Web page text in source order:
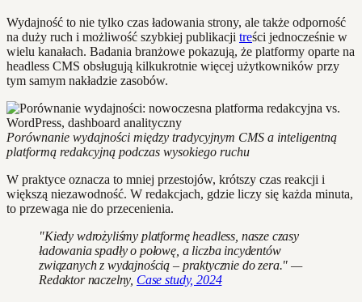
Wydajność to nie tylko czas ładowania strony, ale także odporność
na duży ruch i możliwość szybkiej publikacji treści jednocześnie w
wielu kanałach. Badania branżowe pokazują, że platformy oparte na
headless CMS obsługują kilkukrotnie więcej użytkowników przy
tym samym nakładzie zasobów.
Porównanie wydajności między tradycyjnym CMS a inteligentną
platformą redakcyjną podczas wysokiego ruchu
W praktyce oznacza to mniej przestojów, krótszy czas reakcji i
większą niezawodność. W redakcjach, gdzie liczy się każda minuta,
to przewaga nie do przecenienia.
"Kiedy wdrożyliśmy platformę headless, nasze czasy
ładowania spadły o połowę, a liczba incydentów
związanych z wydajnością – praktycznie do zera." —
Redaktor naczelny, Case study, 2024